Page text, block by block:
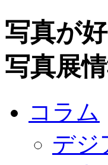
写真が
写真展
コラム
デジ